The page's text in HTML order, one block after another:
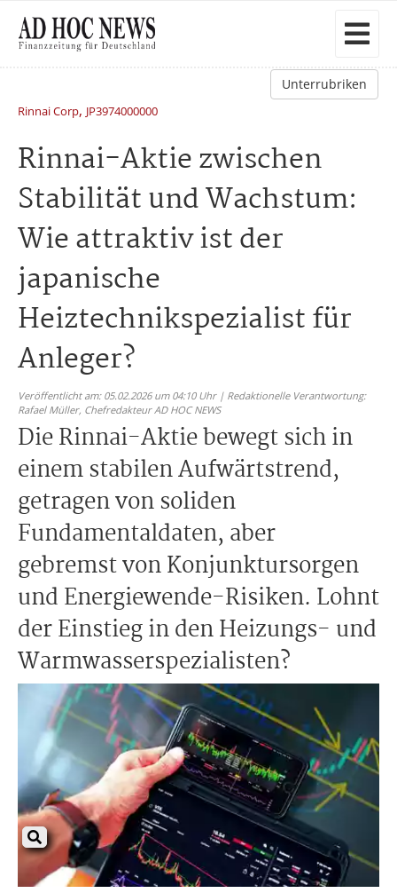
Unterrubriken
Rinnai Corp, JP3974000000
Rinnai-Aktie zwischen
Stabilität und Wachstum:
Wie attraktiv ist der
japanische
Heiztechnikspezialist für
Anleger?
Veröffentlicht am: 05.02.2026 um 04:10 Uhr | Redaktionelle Verantwortung:
Rafael Müller, Chefredakteur AD HOC NEWS
Die Rinnai-Aktie bewegt sich in
einem stabilen Aufwärtstrend,
getragen von soliden
Fundamentaldaten, aber
gebremst von Konjunktursorgen
und Energiewende-Risiken. Lohnt
der Einstieg in den Heizungs- und
Warmwasserspezialisten?